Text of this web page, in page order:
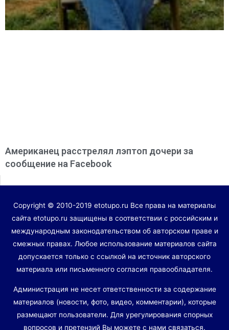
Американец расстрелял лэптоп дочери за
сообщение на Facebook
Copyright © 2010-2019 etotupo.ru Все права на материалы
сайта etotupo.ru защищены в соответствии с российским и
международным законодательством об авторском праве и
смежных правах. Любое использование материалов сайта
допускается только с ссылкой на источник авторского
материала или письменного согласия правообладателя.
Администрация не несет ответственности за содержание
материалов (новости, фото, видео, комментарии), которые
размещают пользователи. Для урегулирования спорных
вопросов и претензий Вы можете с нами связаться.